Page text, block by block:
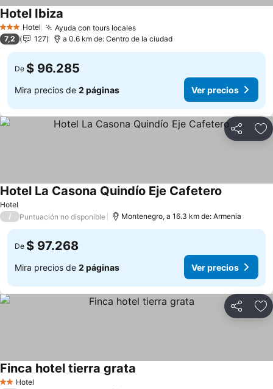
3 Estrellas
Hotel Ayuda con tours locales
Hotel Ibiza
7,2 127 a 0.6 km de: Centro de la ciudad
De $ 96.285
Mira precios de 2 páginas Ver precios
Compartir
Hotel
Hotel La Casona Quindío Eje Cafetero
/ Puntuación no disponible Montenegro, a 16.3 km de: Armenia
De $ 97.268
Mira precios de 2 páginas Ver precios
Compartir
2 Estrellas
Hotel
Finca hotel tierra grata